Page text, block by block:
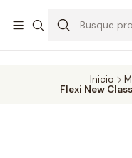
Feriado 21-05-2026
día solo área
Pedidos hasta 16 hrs.,
Inicio
Flexi New